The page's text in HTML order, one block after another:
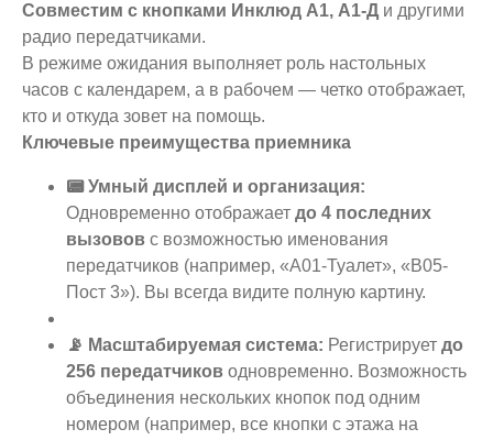
Совместим с кнопками Инклюд А1, А1-Д и другими
радио передатчиками.
В режиме ожидания выполняет роль настольных
часов с календарем, а в рабочем — четко отображает,
кто и откуда зовет на помощь.
Ключевые преимущества приемника
📟 Умный дисплей и организация:
Одновременно отображает до 4 последних
вызовов с возможностью именования
передатчиков (например, «A01-Туалет», «B05-
Пост 3»). Вы всегда видите полную картину.
📡 Масштабируемая система: Регистрирует до
256 передатчиков одновременно. Возможность
объединения нескольких кнопок под одним
номером (например, все кнопки с этажа на